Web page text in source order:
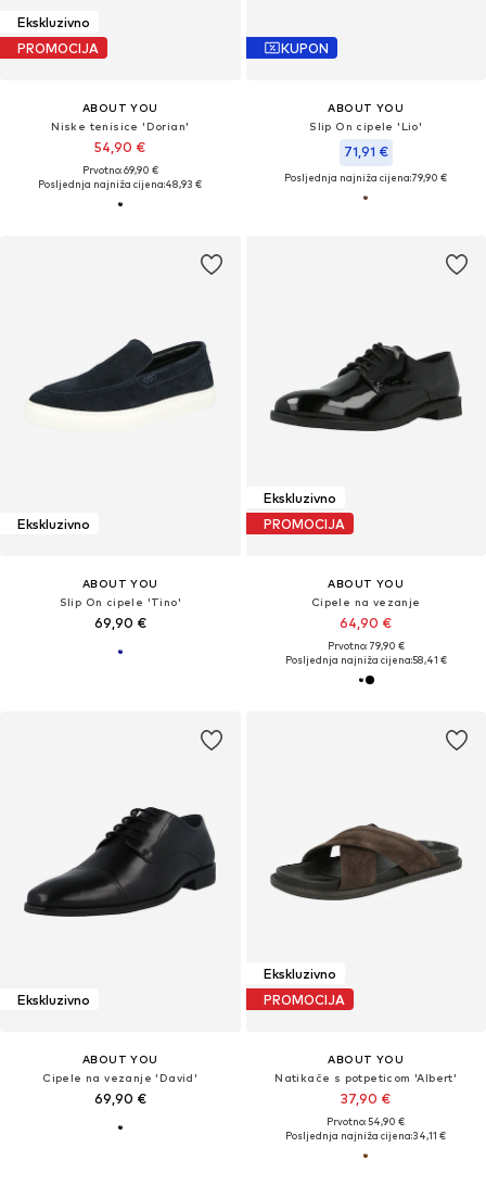
Ekskluzivno
PROMOCIJA
ABOUT YOU
Niske tenisice 'Dorian'
54,90 €
Prvotno: 69,90 €
Posljednja najniža cijena:48,93 €
KUPON
ABOUT YOU
Slip On cipele 'Lio'
71,91 €
Posljednja najniža cijena:79,90 €
Ekskluzivno
ABOUT YOU
Slip On cipele 'Tino'
69,90 €
Ekskluzivno
PROMOCIJA
ABOUT YOU
Cipele na vezanje
64,90 €
Prvotno: 79,90 €
Posljednja najniža cijena:58,41 €
Ekskluzivno
ABOUT YOU
Cipele na vezanje 'David'
69,90 €
Ekskluzivno
PROMOCIJA
ABOUT YOU
Natikače s potpeticom 'Albert'
37,90 €
Prvotno: 54,90 €
Posljednja najniža cijena:34,11 €